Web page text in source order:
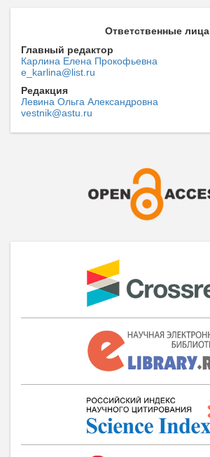
Ответственные лица
Главный редактор
Карлина Елена Прокофьевна
e_karlina@list.ru
Редакция
Левина Ольга Александровна
vestnik@astu.ru